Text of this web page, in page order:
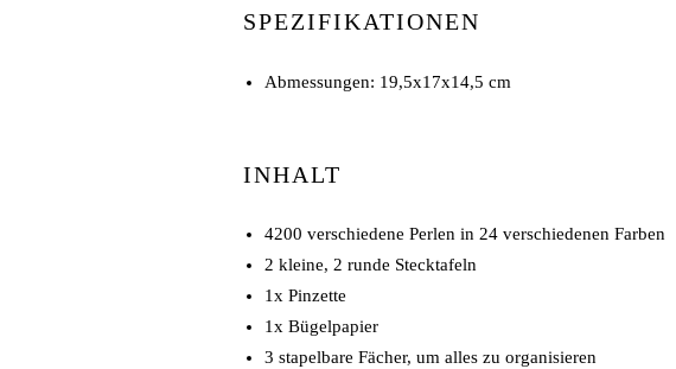
SPEZIFIKATIONEN
Abmessungen: 19,5x17x14,5 cm
INHALT
4200 verschiedene Perlen in 24 verschiedenen Farben
2 kleine, 2 runde Stecktafeln
1x Pinzette
1x Bügelpapier
3 stapelbare Fächer, um alles zu organisieren